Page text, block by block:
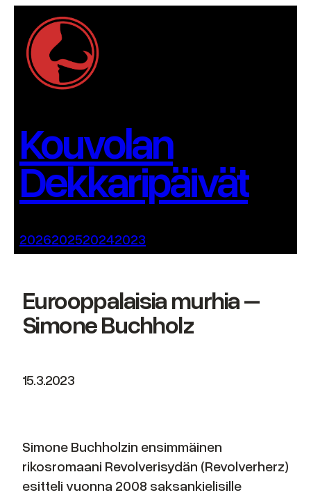
sisältöön
Kouvolan
Dekkaripäivät
2026202520242023
Eurooppalaisia murhia –
Simone Buchholz
15.3.2023
Simone Buchholzin ensimmäinen
rikosromaani Revolverisydän (Revolverherz)
esitteli vuonna 2008 saksankielisille